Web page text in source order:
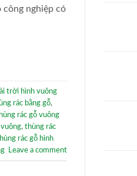
nghiệp có
trời hình vuông
rác bằng gỗ,
rác gỗ vuông
, thùng rác
rác gỗ hình
Leave a comment